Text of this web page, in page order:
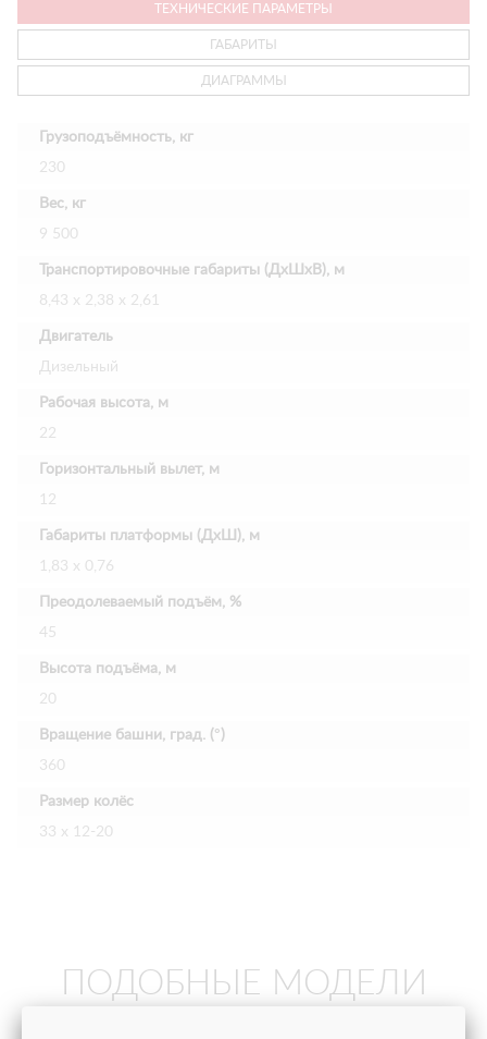
ТЕХНИЧЕСКИЕ ПАРАМЕТРЫ
ГАБАРИТЫ
ДИАГРАММЫ
Грузоподъёмность, кг
230
Вес, кг
9 500
Транспортировочные габариты (ДхШхВ), м
8,43 х 2,38 х 2,61
Двигатель
Дизельный
Рабочая высота, м
22
Горизонтальный вылет, м
12
Габариты платформы (ДхШ), м
1,83 х 0,76
Преодолеваемый подъём, %
45
Высота подъёма, м
20
Вращение башни, град. (°)
360
Размер колёс
33 х 12-20
ПОДОБНЫЕ МОДЕЛИ